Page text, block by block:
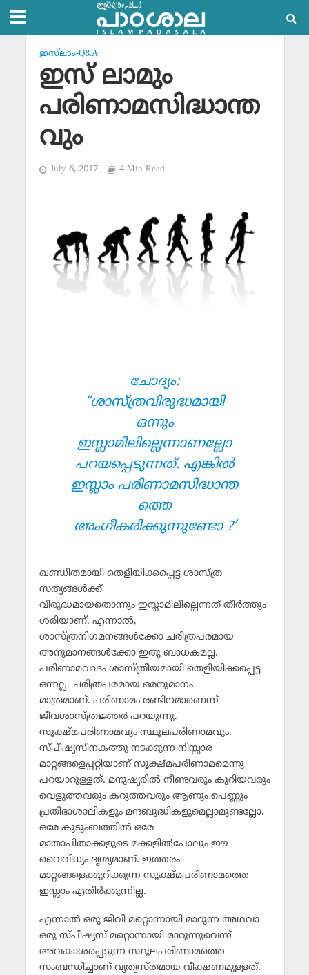
ഇസ്‌ലാം-Q&A
ഇസ് ലാമും
പരിണാമസിദ്ധാന്ത
വും
July 6, 2017 4 Min Read
ചോദ്യം:
“ശാസ്ത്രവിരുദ്ധമായി
ഒന്നും
ഇസ്ലാമിലില്ലെന്നാണല്ലോ
പറയപ്പെടുന്നത്. എങ്കില്‍
ഇസ്ലാം പരിണാമസിദ്ധാന്ത
ത്തെ
അംഗീകരിക്കുന്നുണ്ടോ ?’
ഖണ്ഡിതമായി തെളിയിക്കപ്പെട്ട ശാസ്ത്ര
സത്യങ്ങള്‍ക്ക്
വിരുദ്ധമായതൊന്നും ഇസ്ലാമിലില്ലെന്നത് തീര്‍ത്തും
ശരിയാണ്. എന്നാല്‍,
ശാസ്ത്രനിഗമനങ്ങള്‍ക്കോ ചരിത്രപരമായ
അനുമാനങ്ങള്‍ക്കോ ഇതു ബാധകമല്ല.
പരിണാമവാദം ശാസ്ത്രീയമായി തെളിയിക്കപ്പെട്ട
ഒന്നല്ല. ചരിത്രപരമായ ഒരനുമാനം
മാത്രമാണ്. പരിണാമം രണ്ടിനമാണെന്ന്
ജീവശാസ്ത്രജ്ഞര്‍ പറയുന്നു.
സൂക്ഷ്മപരിണാമവും സ്ഥൂലപരിണാമവും.
സ്പീഷ്യസിനകത്തു നടക്കുന്ന നിസ്സാര
മാറ്റങ്ങളെപ്പറ്റിയാണ് സൂക്ഷ്മപരിണാമമെന്നു
പറയാറുള്ളത്. മനുഷ്യരില്‍ നീണ്ടവരും കുറിയവരും
വെളുത്തവരും കറുത്തവരും ആണും പെണ്ണും
പ്രതിഭാശാലികളും മന്ദബുദ്ധികളുമെല്ലാമുണ്ടല്ലോ.
ഒരേ കുടുംബത്തില്‍ ഒരേ
മാതാപിതാക്കളുടെ മക്കളില്‍പോലും ഈ
വൈവിധ്യം ദൃശ്യമാണ്. ഇത്തരം
മാറ്റങ്ങളെക്കുറിക്കുന്ന സൂക്ഷ്മപരിണാമത്തെ
ഇസ്ലാം എതിര്‍ക്കുന്നില്ല.
എന്നാല്‍ ഒരു ജീവി മറ്റൊന്നായി മാറുന്ന അഥവാ
ഒരു സ്പീഷ്യസ് മറ്റൊന്നായി മാറുന്നുവെന്ന്
അവകാശപ്പെടുന്ന സ്ഥൂലപരിണാമത്തെ
സംബന്ധിച്ചാണ് വ്യത്യസ്തമായ വീക്ഷണമുള്ളത്.